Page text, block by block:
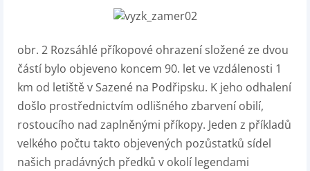
obr. 2 Rozsáhlé příkopové ohrazení složené ze dvou
částí bylo objeveno koncem 90. let ve vzdálenosti 1
km od letiště v Sazené na Podřipsku. K jeho odhalení
došlo prostřednictvím odlišného zbarvení obilí,
rostoucího nad zaplněnými příkopy. Jeden z příkladů
velkého počtu takto objevených pozůstatků sídel
našich pradávných předků v okolí legendami